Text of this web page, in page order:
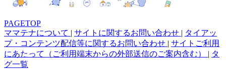
PAGETOP
ママテナについて | サイトに関するお問い合わせ | タイアッ
プ・コンテンツ配信等に関するお問い合わせ | サイトご利用
にあたって（ご利用端末からの外部送信のご案内含む） | タ
グ一覧